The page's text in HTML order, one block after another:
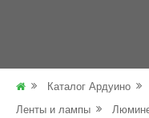
Каталог Ардуино
Ленты и лампы